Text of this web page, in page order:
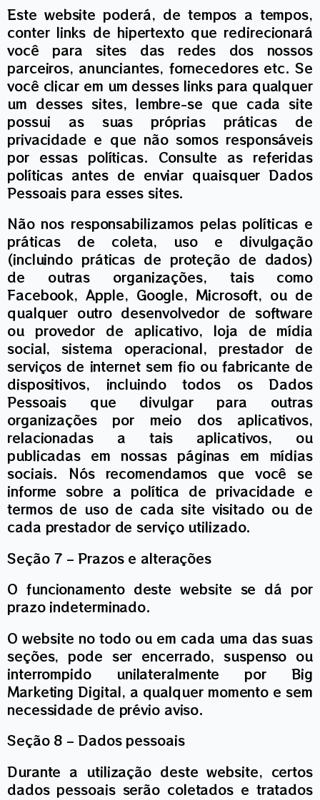
Este website poderá, de tempos a tempos,
conter links de hipertexto que redirecionará
você para sites das redes dos nossos
parceiros, anunciantes, fornecedores etc. Se
você clicar em um desses links para qualquer
um desses sites, lembre-se que cada site
possui as suas próprias práticas de
privacidade e que não somos responsáveis
por essas políticas. Consulte as referidas
políticas antes de enviar quaisquer Dados
Pessoais para esses sites.
Não nos responsabilizamos pelas políticas e
práticas de coleta, uso e divulgação
(incluindo práticas de proteção de dados)
de outras organizações, tais como
Facebook, Apple, Google, Microsoft, ou de
qualquer outro desenvolvedor de software
ou provedor de aplicativo, loja de mídia
social, sistema operacional, prestador de
serviços de internet sem fio ou fabricante de
dispositivos, incluindo todos os Dados
Pessoais que divulgar para outras
organizações por meio dos aplicativos,
relacionadas a tais aplicativos, ou
publicadas em nossas páginas em mídias
sociais. Nós recomendamos que você se
informe sobre a política de privacidade e
termos de uso de cada site visitado ou de
cada prestador de serviço utilizado.
Seção 7 – Prazos e alterações
O funcionamento deste website se dá por
prazo indeterminado.
O website no todo ou em cada uma das suas
seções, pode ser encerrado, suspenso ou
interrompido unilateralmente por Big
Marketing Digital, a qualquer momento e sem
necessidade de prévio aviso.
Seção 8 – Dados pessoais
Durante a utilização deste website, certos
dados pessoais serão coletados e tratados